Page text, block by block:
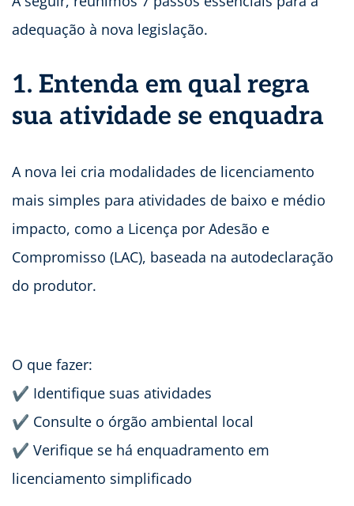
adequação à nova legislação.
1. Entenda em qual regra
sua atividade se enquadra
A nova lei cria modalidades de licenciamento
mais simples para atividades de baixo e médio
impacto, como a Licença por Adesão e
Compromisso (LAC), baseada na autodeclaração
do produtor.
O que fazer:
✔ Identifique suas atividades
✔ Consulte o órgão ambiental local
✔ Verifique se há enquadramento em
licenciamento simplificado